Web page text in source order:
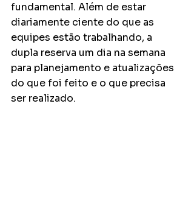
fundamental. Além de estar
diariamente ciente do que as
equipes estão trabalhando, a
dupla reserva um dia na semana
para planejamento e atualizações
do que foi feito e o que precisa
ser realizado.